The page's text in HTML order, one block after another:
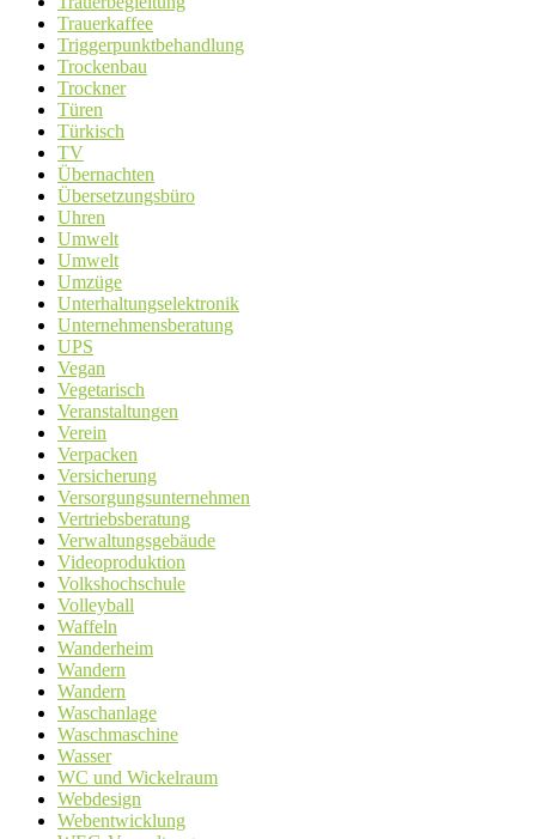
Trauerkaffee
Triggerpunktbehandlung
Trockenbau
Trockner
Türen
Türkisch
TV
Übernachten
Übersetzungsbüro
Uhren
Umwelt
Umwelt
Umzüge
Unterhaltungselektronik
Unternehmensberatung
UPS
Vegan
Vegetarisch
Veranstaltungen
Verein
Verpacken
Versicherung
Versorgungsunternehmen
Vertriebsberatung
Verwaltungsgebäude
Videoproduktion
Volkshochschule
Volleyball
Waffeln
Wanderheim
Wandern
Wandern
Waschanlage
Waschmaschine
Wasser
WC und Wickelraum
Webdesign
Webentwicklung